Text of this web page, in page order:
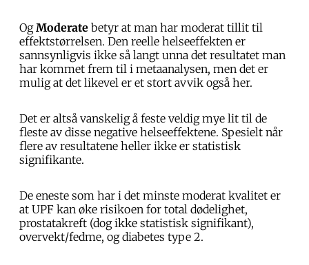
OgModerate betyr at man har moderat tillit til
effektstørrelsen. Den reelle helseeffekten er
sannsynligvis ikke så langt unna det resultatet man
har kommet frem til i metaanalysen, men det er
mulig at det likevel er et stort avvik også her.
Det er altså vanskelig å feste veldig mye lit til de
fleste av disse negative helseeffektene. Spesielt når
flere av resultatene heller ikke er statistisk
signifikante.
De eneste som har i det minste moderat kvalitet er
at UPF kan øke risikoen for total dødelighet,
prostatakreft (dog ikke statistisk signifikant),
overvekt/fedme, og diabetes type 2.